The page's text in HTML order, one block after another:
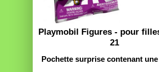
Playmobil Figures - pour
21
Pochette surprise contenant